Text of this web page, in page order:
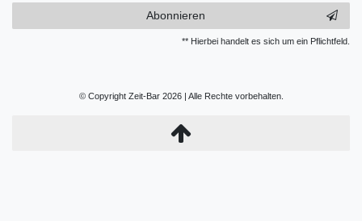
Abonnieren
** Hierbei handelt es sich um ein Pflichtfeld.
© Copyright Zeit-Bar 2026 | Alle Rechte vorbehalten.